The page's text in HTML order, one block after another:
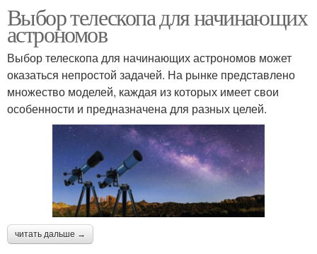
Выбор телескопа для начинающих
астрономов
Выбор телескопа для начинающих астрономов может
оказаться непростой задачей. На рынке представлено
множество моделей, каждая из которых имеет свои
особенности и предназначена для разных целей.
читать дальше →